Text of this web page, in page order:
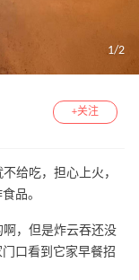
1/2
+关注
给吃，担心上火，
品。
，但是炸云吞还没
口看到它家早餐招